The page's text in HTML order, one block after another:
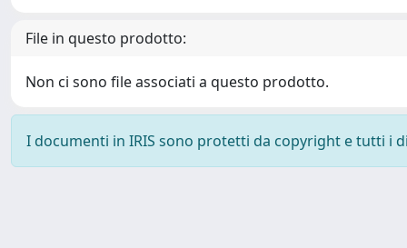
File in questo prodotto:
Non ci sono file associati a questo prodotto.
I documenti in IRIS sono protetti da copyright e tutti i